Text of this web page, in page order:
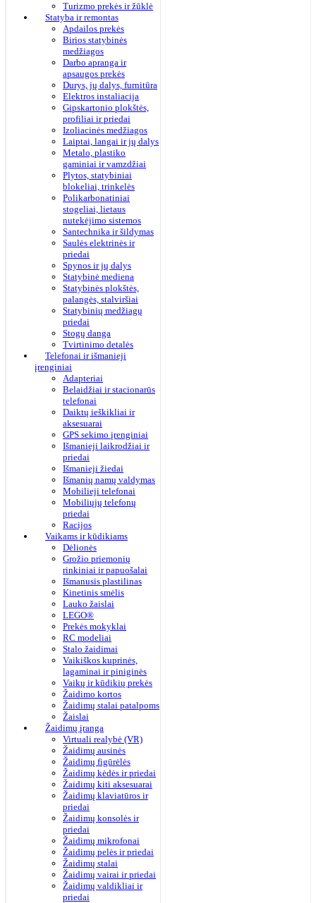
Turizmo prekės ir žūklė
Statyba ir remontas
Apdailos prekės
Birios statybinės
medžiagos
Darbo apranga ir
apsaugos prekės
Durys, jų dalys, furnitūra
Elektros instaliacija
Gipskartonio plokštės,
profiliai ir priedai
Izoliacinės medžiagos
Laiptai, langai ir jų dalys
Metalo, plastiko
gaminiai ir vamzdžiai
Plytos, statybiniai
blokeliai, trinkelės
Polikarbonatiniai
stogeliai, lietaus
nutekėjimo sistemos
Santechnika ir šildymas
Saulės elektrinės ir
priedai
Spynos ir jų dalys
Statybinė mediena
Statybinės plokštės,
palangės, stalviršiai
Statybinių medžiagų
priedai
Stogų danga
Tvirtinimo detalės
Telefonai ir išmanieji
įrenginiai
Adapteriai
Belaidžiai ir stacionarūs
telefonai
Daiktų ieškikliai ir
aksesuarai
GPS sekimo įrenginiai
Išmanieji laikrodžiai ir
priedai
Išmanieji žiedai
Išmanių namų valdymas
Mobilieji telefonai
Mobiliųjų telefonų
priedai
Racijos
Vaikams ir kūdikiams
Dėlionės
Grožio priemonių
rinkiniai ir papuošalai
Išmanusis plastilinas
Kinetinis smėlis
Lauko žaislai
LEGO®
Prekės mokyklai
RC modeliai
Stalo žaidimai
Vaikiškos kuprinės,
lagaminai ir piniginės
Vaikų ir kūdikių prekės
Žaidimo kortos
Žaidimų stalai patalpoms
Žaislai
Žaidimų įranga
Virtuali realybė (VR)
Žaidimų ausinės
Žaidimų figūrėlės
Žaidimų kėdės ir priedai
Žaidimų kiti aksesuarai
Žaidimų klaviatūros ir
priedai
Žaidimų konsolės ir
priedai
Žaidimų mikrofonai
Žaidimų pelės ir priedai
Žaidimų stalai
Žaidimų vairai ir priedai
Žaidimų valdikliai ir
priedai